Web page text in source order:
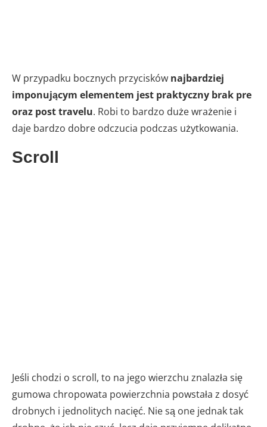
W przypadku bocznych przycisków najbardziej
imponującym elementem jest praktyczny brak pre
oraz post travelu. Robi to bardzo duże wrażenie i
daje bardzo dobre odczucia podczas użytkowania.
Scroll
Jeśli chodzi o scroll, to na jego wierzchu znalazła się
gumowa chropowata powierzchnia powstała z dosyć
drobnych i jednolitych nacięć. Nie są one jednak tak